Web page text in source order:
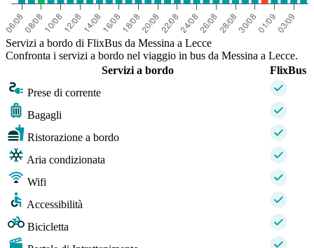
Servizi a bordo di FlixBus da Messina a Lecce
Confronta i servizi a bordo nel viaggio in bus da Messina a Lecce.
Servizi a bordo
FlixBus
Prese di corrente
Bagagli
Ristorazione a bordo
Aria condizionata
Wifi
Accessibilità
Bicicletta